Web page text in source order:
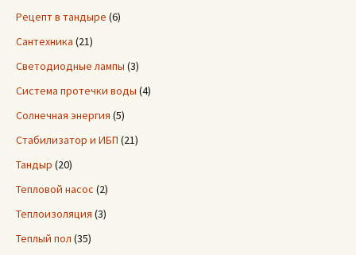
Рецепт в тандыре (6)
Сантехника (21)
Светодиодные лампы (3)
Система протечки воды (4)
Солнечная энергия (5)
Стабилизатор и ИБП (21)
Тандыр (20)
Тепловой насос (2)
Теплоизоляция (3)
Теплый пол (35)